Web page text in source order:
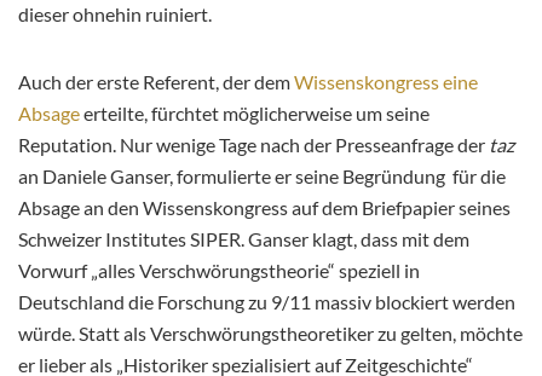
dieser ohnehin ruiniert.
Auch der erste Referent, der demWissenskongress eine
Absageerteilte, fürchtet möglicherweise um seine
Reputation. Nur wenige Tage nach der Presseanfrage der taz
an Daniele Ganser, formulierte er seine Begründung für die
Absage an den Wissenskongress auf dem Briefpapier seines
Schweizer Institutes SIPER. Ganser klagt, dass mit dem
Vorwurf „alles Verschwörungstheorie“ speziell in
Deutschland die Forschung zu 9/11 massiv blockiert werden
würde. Statt als Verschwörungstheoretiker zu gelten, möchte
er lieber als „Historiker spezialisiert auf Zeitgeschichte“